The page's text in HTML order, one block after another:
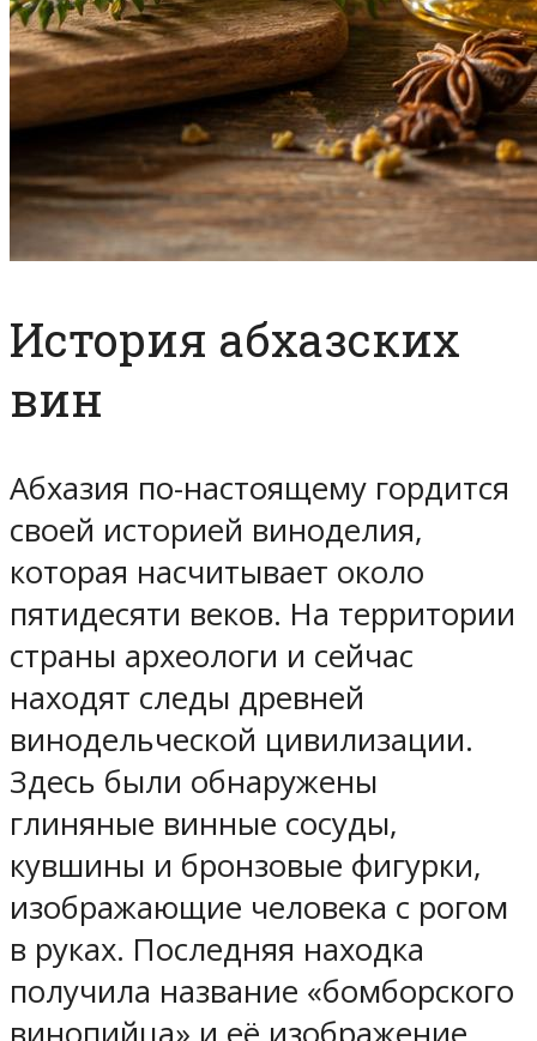
История абхазских
вин
Абхазия по-настоящему гордится
своей историей виноделия,
которая насчитывает около
пятидесяти веков. На территории
страны археологи и сейчас
находят следы древней
винодельческой цивилизации.
Здесь были обнаружены
глиняные винные сосуды,
кувшины и бронзовые фигурки,
изображающие человека с рогом
в руках. Последняя находка
получила название «бомборского